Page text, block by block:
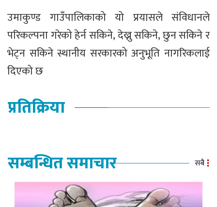
उमाकुण्ड गाउँपालिकाको यो प्रयासले संविधानले
परिकल्पना गरेको हेर्न सकिने, देख्नु सकिने, छुन सकिने र
भेट्न सकिने स्थानीय सरकारको अनुभूति नागरिकलाई
दिएको छ
प्रतिक्रिया
सम्बन्धित समाचार सबै